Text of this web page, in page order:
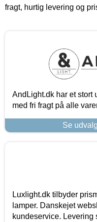
fragt, hurtig levering og
AndLight.dk har et stort
med fri fragt på alle
Se
Luxlight.dk tilbyder
lamper. Danskejet
kundeservice. Levering